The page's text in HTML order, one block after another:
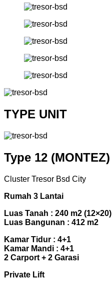
TYPE UNIT
Type 12 (MONTEZ)
Cluster Tresor Bsd City
Rumah 3 Lantai
Luas Tanah : 240 m2 (12×20)
Luas Bangunan : 412 m2
Kamar Tidur : 4+1
Kamar Mandi : 4+1
2 Carport + 2 Garasi
Private Lift